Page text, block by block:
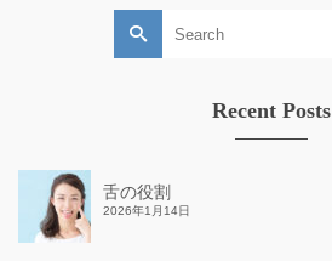
Search
for:
Recent Posts
舌の役割
2026年1月14日